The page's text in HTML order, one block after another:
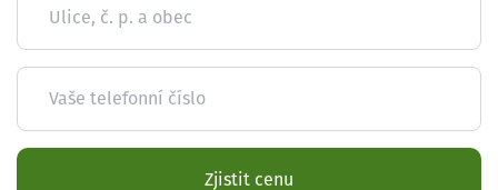
Ulice, č. p. a obec
Vaše telefonní číslo
Zjistit cenu